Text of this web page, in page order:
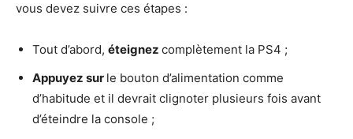
vous devez suivre ces étapes :
Tout d’abord, éteignez complètement la PS4 ;
Appuyez sur le bouton d’alimentation comme
d’habitude et il devrait clignoter plusieurs fois avant
d’éteindre la console ;